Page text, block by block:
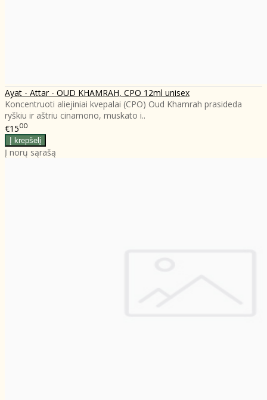
Ayat - Attar - OUD KHAMRAH, CPO 12ml unisex
Koncentruoti aliejiniai kvepalai (CPO) Oud Khamrah prasideda
ryškiu ir aštriu cinamono, muskato i..
€1500
Į norų sąrašą